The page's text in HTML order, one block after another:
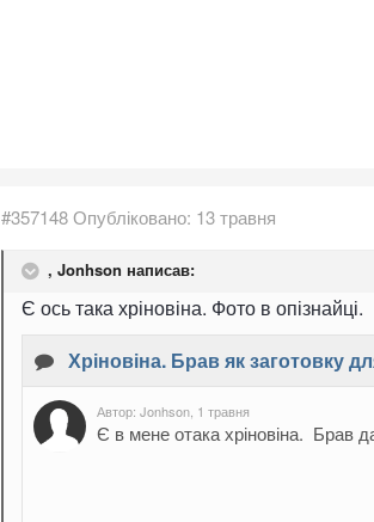
#357148Опубліковано: 13 травня
, Jonhson написав:
Є ось така хріновіна. Фото в опізнайці.